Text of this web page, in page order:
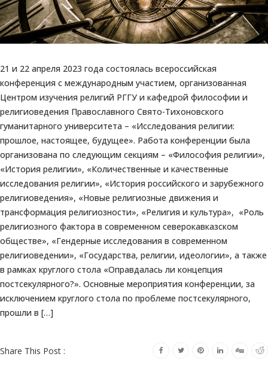
21 и 22 апреля 2023 года состоялась всероссийская
конференция с международным участием, организованная
Центром изучения религий РГГУ и кафедрой философии и
религиоведения Православного Свято-Тихоновского
гуманитарного университета – «Исследования религии:
прошлое, настоящее, будущее». Работа конференции была
организована по следующим секциям – «Философия религии»,
«История религии», «Количественные и качественные
исследования религии», «История российского и зарубежного
религиоведения», «Новые религиозные движения и
трансформация религиозности», «Религия и культура», «Роль
религиозного фактора в современном северокавказском
обществе», «Гендерные исследования в современном
религиоведении», «Государства, религии, идеологии», а также
в рамках круглого стола «Оправдалась ли концепция
постсекулярного?». Основные мероприятия конференции, за
исключением круглого стола по проблеме постсекулярного,
прошли в […]
Share This Post :